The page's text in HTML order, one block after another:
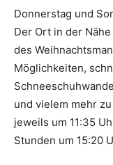
Donnerstag und
Der Ort in der
des
Möglichkeiten,
und vielem mehr
jeweils um 11:35
Stunden um 15:20